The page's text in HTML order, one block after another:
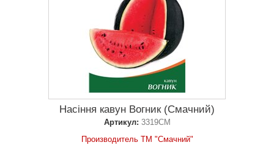
Насіння кавун Вогник (Смачний)
Артикул: 3319СМ
Производитель ТМ "Смачний"